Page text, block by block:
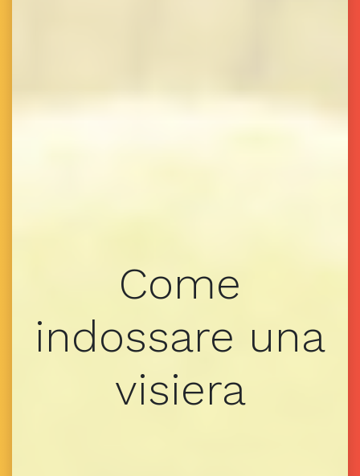
Come
indossare una
visiera